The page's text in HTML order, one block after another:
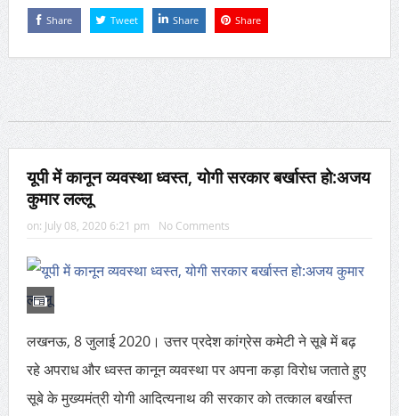
Share Tweet Share Share
यूपी में कानून व्यवस्था ध्वस्त, योगी सरकार बर्खास्त हो:अजय
कुमार लल्लू
on: July 08, 2020 6:21 pm No Comments
लखनऊ, 8 जुलाई 2020। उत्तर प्रदेश कांग्रेस कमेटी ने सूबे में बढ़
रहे अपराध और ध्वस्त कानून व्यवस्था पर अपना कड़ा विरोध जताते हुए
सूबे के मुख्यमंत्री योगी आदित्यनाथ की सरकार को तत्काल बर्खास्त